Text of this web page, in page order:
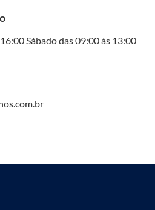
Sábado das 09:00 às 13:00